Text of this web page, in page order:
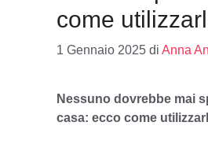
come
1 Gennaio 2025 di Anna
Nessuno dovrebbe mai
casa: ecco come